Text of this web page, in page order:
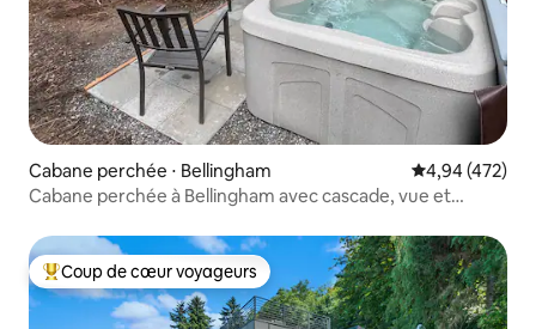
Cabane perchée ⋅ Bellingham Évaluation
4,94 (472)
Cabane perchée à Bellingham avec cascade, vue et
Coups de cœur voyageurs les plus appréciés
Coup de cœur voyageurs